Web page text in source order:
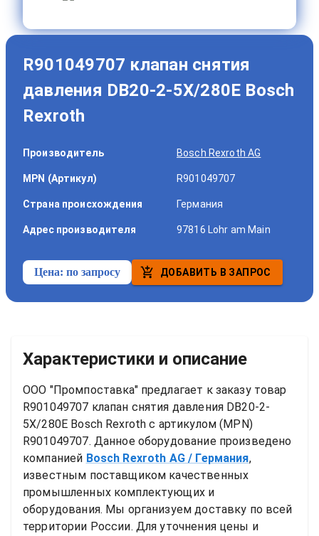
R901049707 клапан снятия
давления DB20-2-5X/280E Bosch
Rexroth
Производитель Bosch Rexroth AG
MPN (Артикул) R901049707
Страна происхождения Германия
Адрес производителя 97816 Lohr am Main
Цена: по запросу ДОБАВИТЬ В ЗАПРОС
Характеристики и описание
ООО "Промпоставка" предлагает к заказу товар
R901049707 клапан снятия давления DB20-2-
5X/280E Bosch Rexroth
с артикулом (MPN)
R901049707. Данное оборудование произведено
компанией Bosch Rexroth AG / Германия,
известным поставщиком качественных
промышленных комплектующих и
оборудования. Мы организуем доставку по всей
территории России. Для уточнения цены и